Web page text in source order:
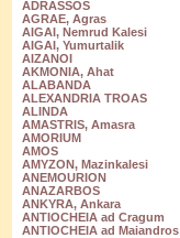
ADRASSOS
AGRAE, Agras
AIGAI, Nemrud Kalesi
AIGAI, Yumurtalik
AIZANOI
AKMONIA, Ahat
ALABANDA
ALEXANDRIA TROAS
ALINDA
AMASTRIS, Amasra
AMORIUM
AMOS
AMYZON, Mazinkalesi
ANEMOURION
ANAZARBOS
ANKYRA, Ankara
ANTIOCHEIA ad Cragum
ANTIOCHEIA ad Maiandros